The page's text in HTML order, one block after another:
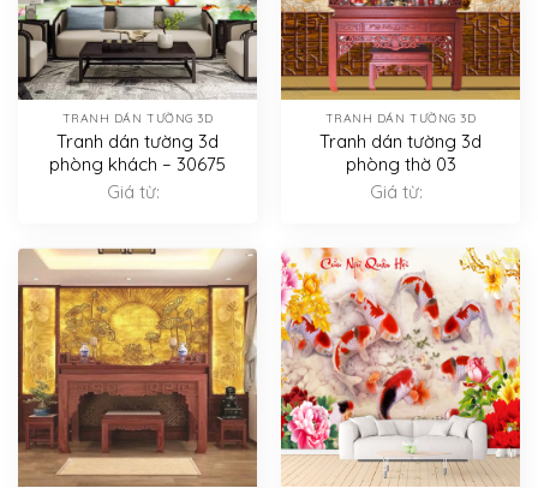
TRANH DÁN TƯỜNG 3D
Tranh dán tường 3d
phòng khách – 30675
Giá từ:
TRANH DÁN TƯỜNG 3D
Tranh dán tường 3d
phòng thờ 03
Giá từ: